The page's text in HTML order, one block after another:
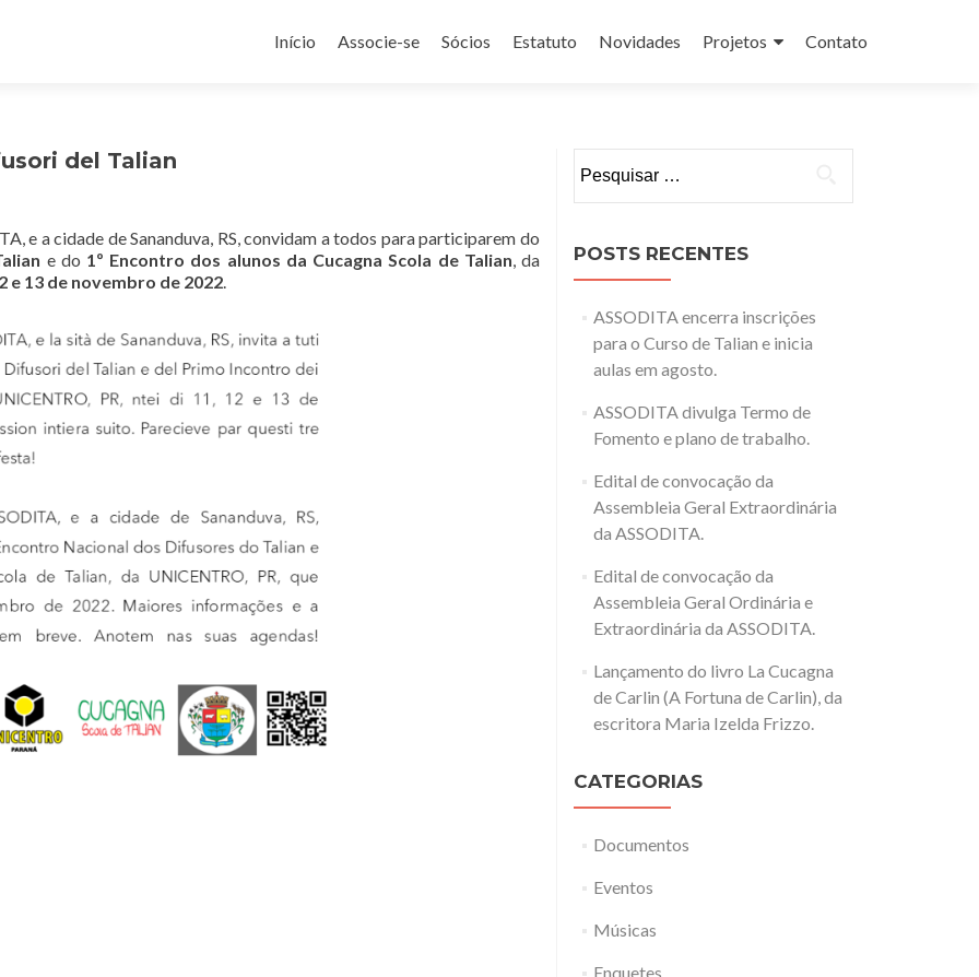
para
Início Associe-se Sócios Estatuto Novidades Projetos Contato
del Talian
e a cidade de Sananduva, RS, convidam a todos para participarem do
e do 1º Encontro dos alunos da Cucagna Scola de Talian, da
e 13 de novembro de 2022.
por:
POSTS RECENTES
ASSODITA encerra inscrições
para o Curso de Talian e inicia
aulas em agosto.
ASSODITA divulga Termo de
Fomento e plano de trabalho.
Edital de convocação da
Assembleia Geral Extraordinária
da ASSODITA.
Edital de convocação da
Assembleia Geral Ordinária e
Extraordinária da ASSODITA.
Lançamento do livro La Cucagna
de Carlin (A Fortuna de Carlin), da
escritora Maria Izelda Frizzo.
CATEGORIAS
Documentos
Eventos
Músicas
Enquetes